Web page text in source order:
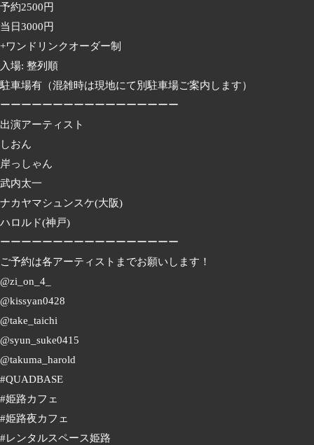
予約2500円
当日3000円
+ワンドリンクオーダー制
入場: 整列順
駐車場有（混雑時は現地にて別駐車場ご案内します）
ーーーーーーーーーーーーーーーーー
出演アーティスト
しおん
岸っしゃん
武内太一
ナカヤマシュンスケ(大阪)
ハロルド(神戸)
ーーーーーーーーーーーーーーーーー
ご予約は各アーティストまでお願いします！
@zi_on_4_
@kissyan0428
@take_taichi
@syun_suke0415
@takuma_harold
#QUADBASE
#姫路カフェ
#姫路夜カフェ
#レンタルスペース姫路